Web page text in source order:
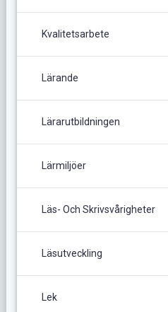
Kvalitetsarbete
Lärande
Lärarutbildningen
Lärmiljöer
Läs- Och Skrivsvårigheter
Läsutveckling
Lek